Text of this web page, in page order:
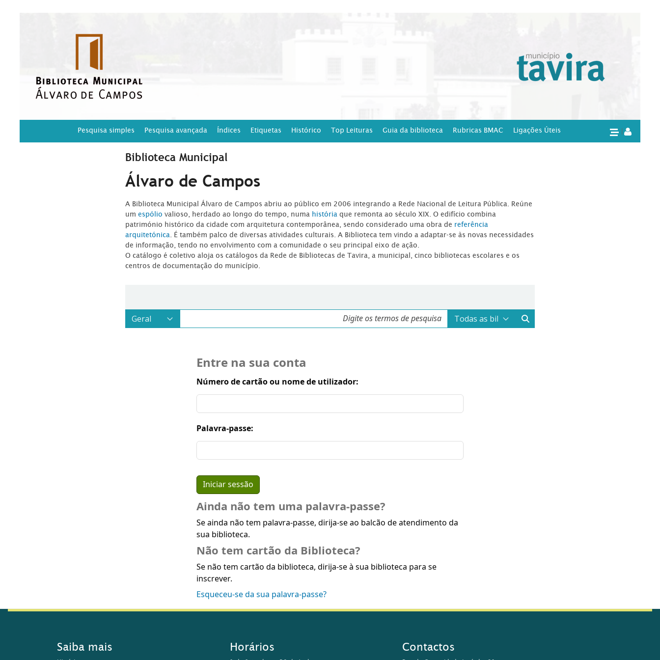
Pesquisa simples Pesquisa avançada Índices Etiquetas Histórico Top Leituras Guia da biblioteca Rubricas BMAC Ligações Úteis
Biblioteca Municipal
Álvaro de Campos
A Biblioteca Municipal Álvaro de Campos abriu ao público em 2006 integrando a Rede Nacional de Leitura Pública. Reúne
um espólio valioso, herdado ao longo do tempo, numa história que remonta ao século XIX. O edifício combina
património histórico da cidade com arquitetura contemporânea, sendo considerado uma obra de referência
arquitetónica . É também palco de diversas atividades culturais. A Biblioteca tem vindo a adaptar-se às novas necessidades
de informação, tendo no envolvimento com a comunidade o seu principal eixo de ação.
O catálogo é coletivo aloja os catálogos da Rede de Bibliotecas de Tavira, a municipal, cinco bibliotecas escolares e os
centros de documentação do município.
Entre na sua conta
Número de cartão ou nome de utilizador:
Palavra-passe:
Ainda não tem uma palavra-passe?
Se ainda não tem palavra-passe, dirija-se ao balcão de atendimento da
sua biblioteca.
Não tem cartão da Biblioteca?
Se não tem cartão da biblioteca, dirija-se à sua biblioteca para se
inscrever.
Esqueceu-se da sua palavra-passe?
Saiba mais Horários Contactos